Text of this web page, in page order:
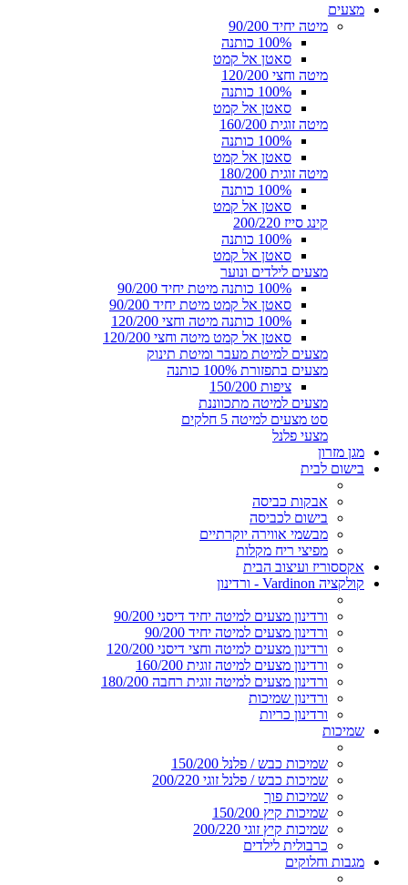
מצעים
מיטה יחיד 90/200
100% כותנה
סאטן אל קמט
מיטה וחצי 120/200
100% כותנה
סאטן אל קמט
מיטה זוגית 160/200
100% כותנה
סאטן אל קמט
מיטה זוגית 180/200
100% כותנה
סאטן אל קמט
קינג סייז 200/220
100% כותנה
סאטן אל קמט
מצעים לילדים ונוער
100% כותנה מיטת יחיד 90/200
סאטן אל קמט מיטת יחיד 90/200
100% כותנה מיטה וחצי 120/200
סאטן אל קמט מיטה וחצי 120/200
מצעים למיטת מעבר ומיטת תינוק
מצעים בתפזורת 100% כותנה
ציפות 150/200
מצעים למיטה מתכווננת
סט מצעים למיטה 5 חלקים
מצעי פלנל
מגן מזרון
בישום לבית
אבקות כביסה
בישום לכביסה
מבשמי אווירה יוקרתיים
מפיצי ריח מקלות
אקססוריז ועיצוב הבית
קולקציה Vardinon - ורדינון
ורדינון מצעים למיטה יחיד דיסני 90/200
ורדינון מצעים למיטה יחיד 90/200
ורדינון מצעים למיטה וחצי דיסני 120/200
ורדינון מצעים למיטה זוגית 160/200
ורדינון מצעים למיטה זוגית רחבה 180/200
ורדינון שמיכות
ורדינון כריות
שמיכות
שמיכות כבש / פלנל 150/200
שמיכות כבש / פלנל זוגי 200/220
שמיכות פוך
שמיכות קיץ 150/200
שמיכות קיץ זוגי 200/220
כרבולית לילדים
מגבות וחלוקים